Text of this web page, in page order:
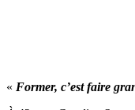
« Former, c’est faire